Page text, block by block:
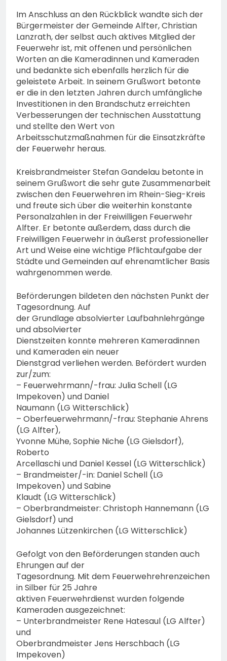
Im Anschluss an den Rückblick wandte sich der
Bürgermeister der Gemeinde Alfter, Christian
Lanzrath, der selbst auch aktives Mitglied der
Feuerwehr ist, mit offenen und persönlichen
Worten an die Kameradinnen und Kameraden
und bedankte sich ebenfalls herzlich für die
geleistete Arbeit. In seinem Grußwort betonte
er die in den letzten Jahren durch umfängliche
Investitionen in den Brandschutz erreichten
Verbesserungen der technischen Ausstattung
und stellte den Wert von
Arbeitsschutzmaßnahmen für die Einsatzkräfte
der Feuerwehr heraus.
Kreisbrandmeister Stefan Gandelau betonte in
seinem Grußwort die sehr gute Zusammenarbeit
zwischen den Feuerwehren im Rhein-Sieg-Kreis
und freute sich über die weiterhin konstante
Personalzahlen in der Freiwilligen Feuerwehr
Alfter. Er betonte außerdem, dass durch die
Freiwilligen Feuerwehr in äußerst professioneller
Art und Weise eine wichtige Pflichtaufgabe der
Städte und Gemeinden auf ehrenamtlicher Basis
wahrgenommen werde.
Beförderungen bildeten den nächsten Punkt der
Tagesordnung. Auf
der Grundlage absolvierter Laufbahnlehrgänge
und absolvierter
Dienstzeiten konnte mehreren Kameradinnen
und Kameraden ein neuer
Dienstgrad verliehen werden. Befördert wurden
zur/zum:
– Feuerwehrmann/-frau: Julia Schell (LG
Impekoven) und Daniel
Naumann (LG Witterschlick)
– Oberfeuerwehrmann/-frau: Stephanie Ahrens
(LG Alfter),
Yvonne Mühe, Sophie Niche (LG Gielsdorf),
Roberto
Arcellaschi und Daniel Kessel (LG Witterschlick)
– Brandmeister/-in: Daniel Schell (LG
Impekoven) und Sabine
Klaudt (LG Witterschlick)
– Oberbrandmeister: Christoph Hannemann (LG
Gielsdorf) und
Johannes Lützenkirchen (LG Witterschlick)
Gefolgt von den Beförderungen standen auch
Ehrungen auf der
Tagesordnung. Mit dem Feuerwehrehrenzeichen
in Silber für 25 Jahre
aktiven Feuerwehrdienst wurden folgende
Kameraden ausgezeichnet:
– Unterbrandmeister Rene Hatesaul (LG Alfter)
und
Oberbrandmeister Jens Herschbach (LG
Impekoven)